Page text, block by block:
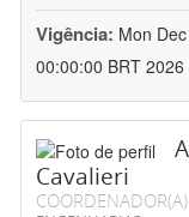
Vigência: Mon
00:00:00 BRT 2026
Cavalieri
COORDENADOR(A)